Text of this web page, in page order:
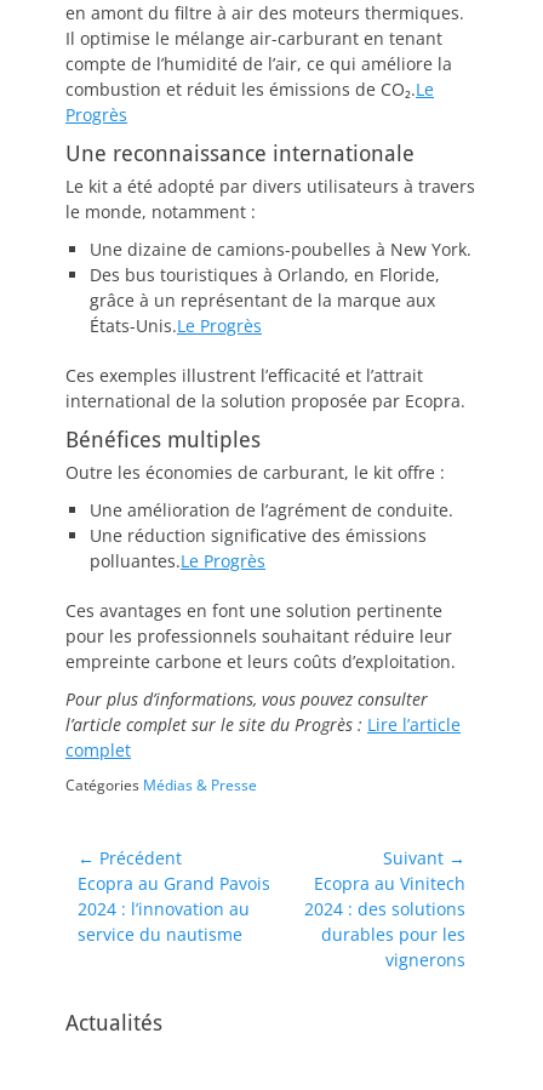
en amont du filtre à air des moteurs thermiques.
Il optimise le mélange air-carburant en tenant
compte de l’humidité de l’air, ce qui améliore la
combustion et réduit les émissions de CO₂.Le
Progrès
Une reconnaissance internationale
Le kit a été adopté par divers utilisateurs à travers
le monde, notamment :
Une dizaine de camions-poubelles à New York.
Des bus touristiques à Orlando, en Floride,
grâce à un représentant de la marque aux
États-Unis.Le Progrès
Ces exemples illustrent l’efficacité et l’attrait
international de la solution proposée par Ecopra.
Bénéfices multiples
Outre les économies de carburant, le kit offre :
Une amélioration de l’agrément de conduite.
Une réduction significative des émissions
polluantes.Le Progrès
Ces avantages en font une solution pertinente
pour les professionnels souhaitant réduire leur
empreinte carbone et leurs coûts d’exploitation.
Pour plus d’informations, vous pouvez consulter
l’article complet sur le site du Progrès : Lire l’article
complet
Catégories Médias & Presse
Navigation
de
l’article
← Précédent
Article
précédent :
Ecopra au Grand Pavois
2024 : l’innovation au
service du nautisme
Suivant →
Article
suivant :
Ecopra au Vinitech
2024 : des solutions
durables pour les
vignerons
Actualités